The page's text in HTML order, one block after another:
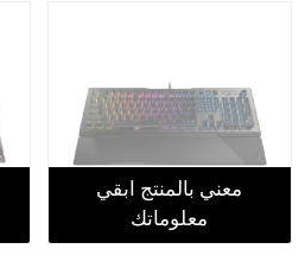
معني بالمنتج ابقي
معلوماتك